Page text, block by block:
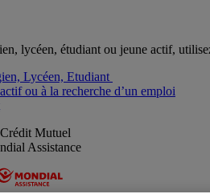
lycéen, étudiant ou jeune actif,
Lycéen, Etudiant
ou à la recherche d’un emploi
Mutuel
Assistance